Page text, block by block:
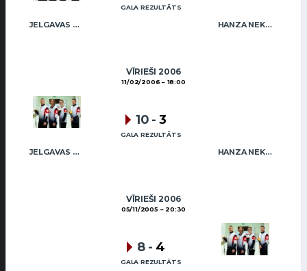
JELGAVAS MAIZNIEKS HANZA NEKUSTAMIE ĪPAŠUMI MIX
GALA REZULTĀTS
VĪRIEŠI 2006
11/02/2006 18:00
JELGAVAS MAIZNIEKS HANZA NEKUSTAMIE ĪPAŠUMI MIX
10 - 3
GALA REZULTĀTS
VĪRIEŠI 2006
05/11/2005 20:30
8 - 4
GALA REZULTĀTS